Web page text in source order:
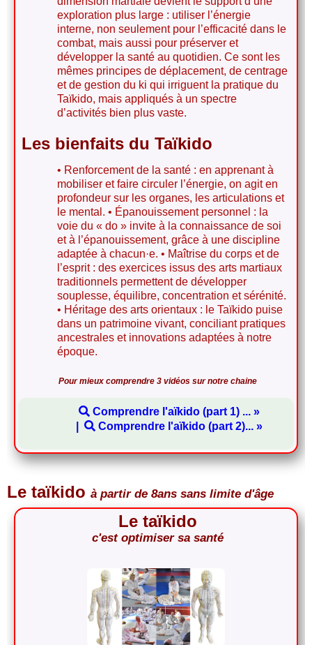
exploration plus large : utiliser l’énergie
interne, non seulement pour l’efficacité dans le
combat, mais aussi pour préserver et
développer la santé au quotidien. Ce sont les
mêmes principes de déplacement, de centrage
et de gestion du ki qui irriguent la pratique du
Taïkido, mais appliqués à un spectre
d’activités bien plus vaste.
Les bienfaits du Taïkido
• Renforcement de la santé : en apprenant à
mobiliser et faire circuler l’énergie, on agit en
profondeur sur les organes, les articulations et
le mental. • Épanouissement personnel : la
voie du « do » invite à la connaissance de soi
et à l’épanouissement, grâce à une discipline
adaptée à chacun·e. • Maîtrise du corps et de
l’esprit : des exercices issus des arts martiaux
traditionnels permettent de développer
souplesse, équilibre, concentration et sérénité.
• Héritage des arts orientaux : le Taïkido puise
dans un patrimoine vivant, conciliant pratiques
ancestrales et innovations adaptées à notre
époque.
Pour mieux comprendre 3 vidéos sur notre chaine
Comprendre l'aïkido (part 1) ... »
Comprendre l'aïkido (part 2)... »
Le taïkido à partir de 8ans sans limite d'âge
Le taïkido
c'est optimiser sa santé